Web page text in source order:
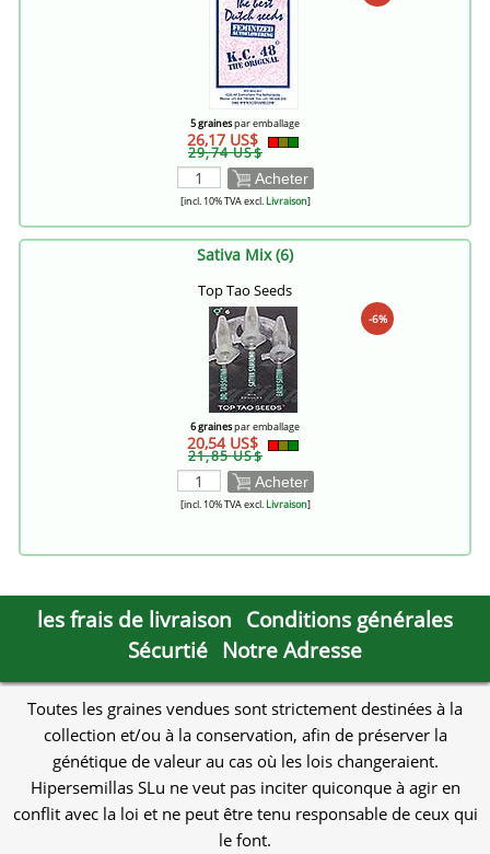
5 grainespar emballage
26,17 US$
29,74 US$
Acheter
[incl. 10% TVA excl.Livraison]
Sativa Mix (6)
Top Tao Seeds
-6%
6 grainespar emballage
20,54 US$
21,85 US$
Acheter
[incl. 10% TVA excl.Livraison]
les frais de livraison Conditions générales
Sécurtié Notre Adresse
Toutes les graines vendues sont strictement destinées à la
collection et/ou à la conservation, afin de préserver la
génétique de valeur au cas où les lois changeraient.
Hipersemillas SLu ne veut pas inciter quiconque à agir en
conflit avec la loi et ne peut être tenu responsable de ceux qui
le font.